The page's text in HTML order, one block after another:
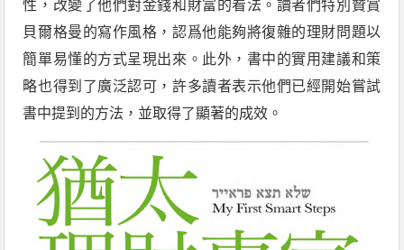
性，改變了他們對金錢和財富的看法。讀者們特別贊賞
貝爾格曼的寫作風格，認爲他能夠將復雜的理財問題以
簡單易懂的方式呈現出來。此外，書中的實用建議和策
略也得到了廣泛認可，許多讀者表示他們已經開始嘗試
書中提到的方法，並取得了顯著的成效。